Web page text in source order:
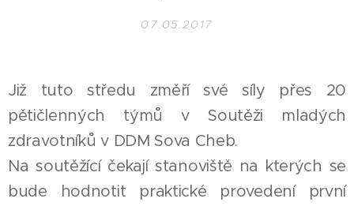
07.05.2017
Již tuto středu změří své síly přes 20
pětičlenných týmů v Soutěži mladých
zdravotníků v DDM Sova Cheb.
Na soutěžící čekají stanoviště na kterých se
bude hodnotit praktické provedení první